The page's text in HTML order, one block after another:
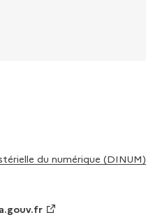
du numérique (DINUM)